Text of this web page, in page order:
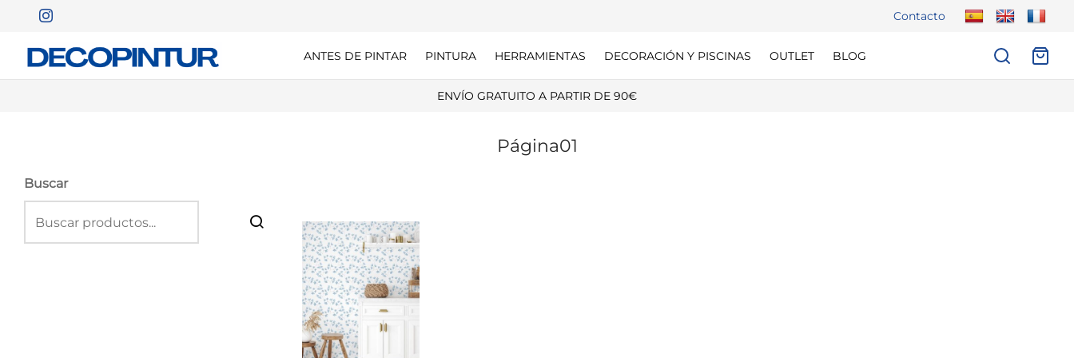
Contacto
ANTES DE PINTAR PINTURA HERRAMIENTAS DECORACIÓN Y PISCINAS OUTLET BLOG
ENVÍO GRATUITO A PARTIR DE 90€
Página01
Buscar